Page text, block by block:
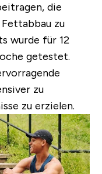
die
zu
wurde für 12
getestet.
zu
zu erzielen.